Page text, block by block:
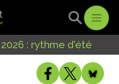
: rythme d'été